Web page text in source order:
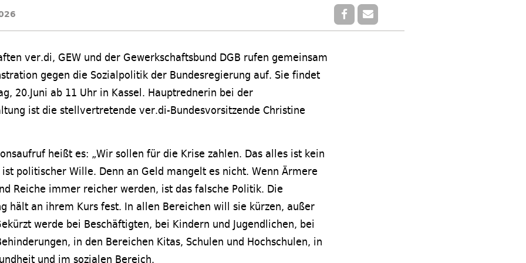
ver.di, GEW und der Gewerkschaftsbund DGB rufen gemeinsam
gegen die Sozialpolitik der Bundesregierung auf. Sie findet
20.Juni ab 11 Uhr in Kassel. Hauptrednerin bei der
ist die stellvertretende ver.di-Bundesvorsitzende Christine
heißt es: „Wir sollen für die Krise zahlen. Das alles ist kein
ist politischer Wille. Denn an Geld mangelt es nicht. Wenn Ärmere
Reiche immer reicher werden, ist das falsche Politik. Die
hält an ihrem Kurs fest. In allen Bereichen will sie kürzen, außer
werde bei Beschäftigten, bei Kindern und Jugendlichen, bei
in den Bereichen Kitas, Schulen und Hochschulen, in
und im sozialen Bereich.